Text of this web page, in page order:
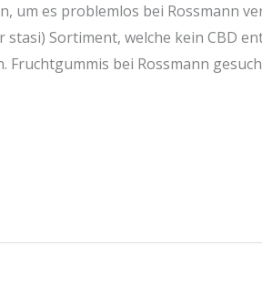
um es problemlos bei Rossmann
Sortiment, welche kein CBD
bei Rossmann